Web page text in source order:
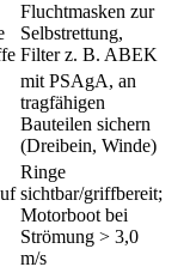
Fluchtmasken zur
Selbstrettung,
Filter z. B. ABEK
mit PSAgA, an
tragfähigen
Bauteilen sichern
(Dreibein, Winde)
Ringe
sichtbar/griffbereit;
Motorboot bei
Strömung > 3,0
m/s